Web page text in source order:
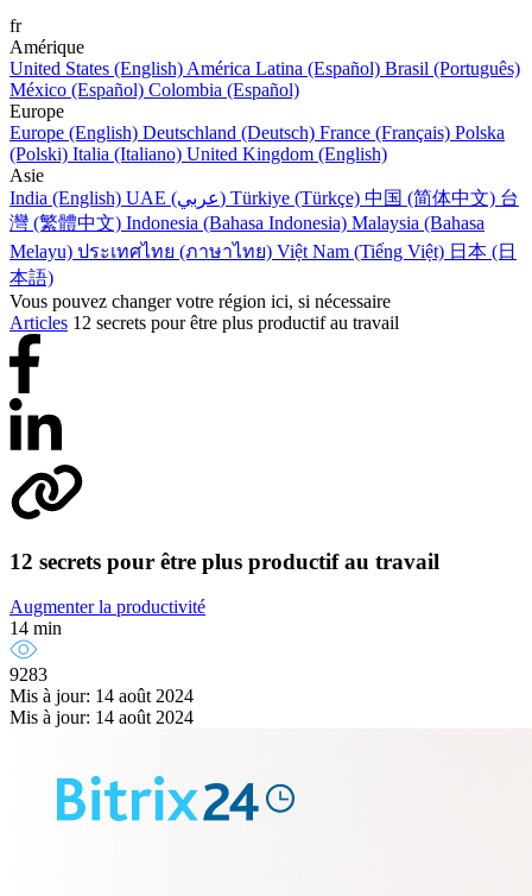
fr
Amérique
United States (English) América Latina (Español) Brasil (Português)
México (Español) Colombia (Español)
Europe
Europe (English) Deutschland (Deutsch) France (Français) Polska
(Polski) Italia (Italiano) United Kingdom (English)
Asie
India (English)
UAE (عربي) Türkiye (Türkçe) 中国 (简体中文) 台
灣 (繁體中文) Indonesia (Bahasa Indonesia) Malaysia (Bahasa
Melayu) ประเทศไทย (ภาษาไทย) Việt Nam (Tiếng Việt) 日本 (日
本語)
Vous pouvez changer votre région ici, si nécessaire
Articles 12 secrets pour être plus productif au travail
12 secrets pour être plus productif au travail
Augmenter la productivité
14 min
9283
Mis à jour: 14 août 2024
Mis à jour: 14 août 2024